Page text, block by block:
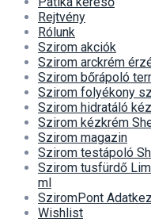
Rejtvény
Rólunk
Szirom akciók
Szirom arckrém
Szirom bőrápoló
Szirom folyékony
Szirom hidratáló
Szirom kézkrém
Szirom magazin
Szirom testápoló
Szirom tusfürdő
ml
SziromPont
Wishlist